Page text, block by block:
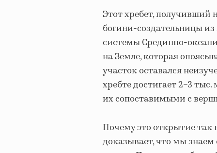
Этот хребет, получивший
богини-создательницы
системы Срединно-
на Земле, которая
участок оставался
хребте достигает 2−3
их сопоставимыми с
Почему это открытие так
доказывает, что мы